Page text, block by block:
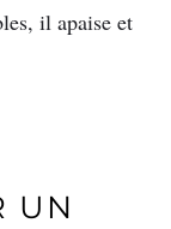
il apaise et
UN